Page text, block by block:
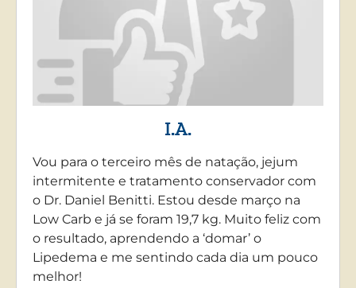
I.A.
Vou para o terceiro mês de natação, jejum
intermitente e tratamento conservador com
o Dr. Daniel Benitti. Estou desde março na
Low Carb e já se foram 19,7 kg. Muito feliz com
o resultado, aprendendo a ‘domar’ o
Lipedema e me sentindo cada dia um pouco
melhor!